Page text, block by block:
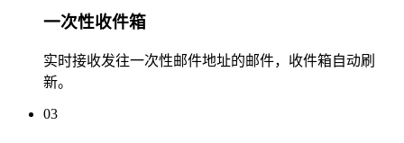
一次性收件箱
实时接收发往一次性邮件地址的邮件，收件箱自动刷
新。
03